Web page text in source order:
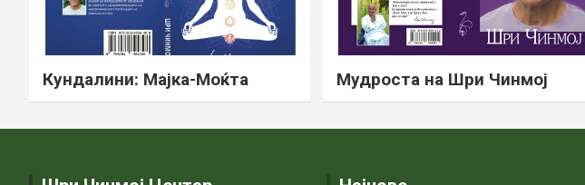
Кундалини: Мајка-Моќта Мудроста на Шри Чинмој